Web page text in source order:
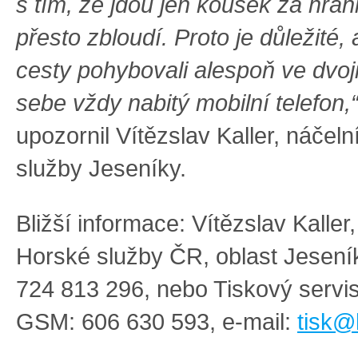
přesto zbloudí. Proto je důležité,
cesty pohybovali alespoň ve
sebe vždy nabitý mobilní telefon,“
upozornil Vítězslav Kaller,
služby Jeseníky.
Bližší informace: Vítězslav
Horské služby ČR, oblast
724 813 296, nebo Tiskový
GSM: 606 630 593, e-mail: